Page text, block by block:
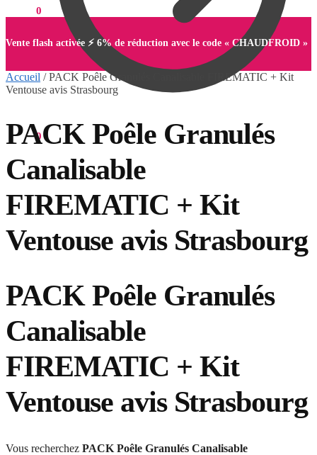
0,00€ 0
0
Vente flash activée ⚡ 6% de réduction avec le code « CHAUDFROID »
Accueil /PACK Poêle Granulés Canalisable FIREMATIC + Kit
Ventouse avis Strasbourg
PACK Poêle Granulés
Canalisable
FIREMATIC + Kit
Ventouse avis Strasbourg
PACK Poêle Granulés
Canalisable
FIREMATIC + Kit
Ventouse avis Strasbourg
Vous recherchez PACK Poêle Granulés Canalisable